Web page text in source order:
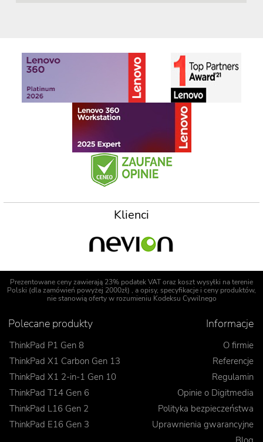
Klienci
Prezentowane ceny zawierają 23% podatek VAT oraz koszt wysyłki na terenie
Polski (dla zamówień powyżej 2000zł) , a opisy, specyfikacje i ceny produktów,
nie stanowią oferty w rozumieniu Kodeksu Cywilnego
Polecane produkty
ThinkPad P1 Gen 8
ThinkPad X1 Carbon Gen 13
ThinkPad X1 2-in-1 Gen 10
ThinkPad T14 Gen 6
ThinkPad L16 Gen 2
ThinkPad E16 Gen 3
Informacje
O firmie
Referencje
Regulamin
Opinie o Digitmedia
Polityka bezpieczeństwa
Uprawnienia gwarancyjne